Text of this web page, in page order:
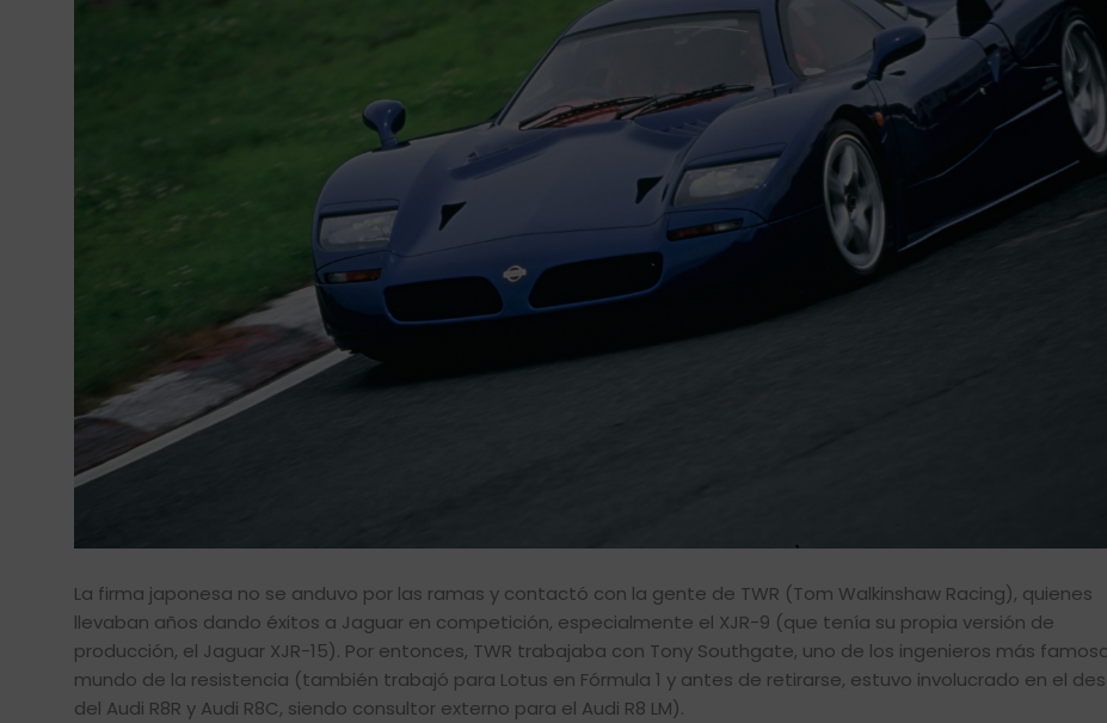
La firma japonesa no se anduvo por las ramas y contactó con la gente de TWR (Tom Walkinshaw Racing), quienes
llevaban años dando éxitos a Jaguar en competición, especialmente el XJR-9 (que tenía su propia versión de
producción, el Jaguar XJR-15). Por entonces, TWR trabajaba con Tony Southgate, uno de los ingenieros más
mundo de la resistencia (también trabajó para Lotus en Fórmula 1 y antes de retirarse, estuvo involucrado en el
del Audi R8R y Audi R8C, siendo consultor externo para el Audi R8 LM).